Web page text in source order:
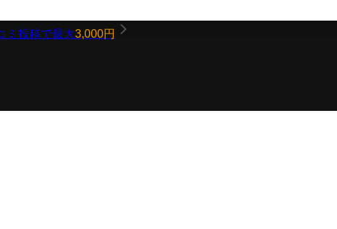
ミ投稿で最大3,000円